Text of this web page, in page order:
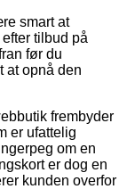
smart at
tilbud på
før du
at opnå den
frembyder
er ufattelig
om en
er dog en
kunden overfor